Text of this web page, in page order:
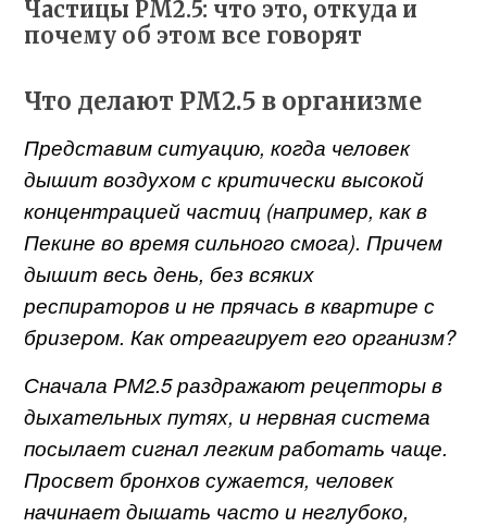
Частицы РМ2.5: что это, откуда и
почему об этом все говорят
Что делают РМ2.5 в организме
Представим ситуацию, когда человек
дышит воздухом с критически высокой
концентрацией частиц (например, как в
Пекине во время сильного смога). Причем
дышит весь день, без всяких
респираторов и не прячась в квартире с
бризером. Как отреагирует его организм?
Сначала РМ2.5 раздражают рецепторы в
дыхательных путях, и нервная система
посылает сигнал легким работать чаще.
Просвет бронхов сужается, человек
начинает дышать часто и неглубоко,